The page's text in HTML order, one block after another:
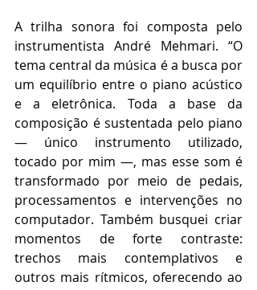
A trilha sonora foi composta pelo
instrumentista André Mehmari. “O
tema central da música é a busca por
um equilíbrio entre o piano acústico
e a eletrônica. Toda a base da
composição é sustentada pelo piano
— único instrumento utilizado,
tocado por mim —, mas esse som é
transformado por meio de pedais,
processamentos e intervenções no
computador. Também busquei criar
momentos de forte contraste:
trechos mais contemplativos e
outros mais rítmicos, oferecendo ao